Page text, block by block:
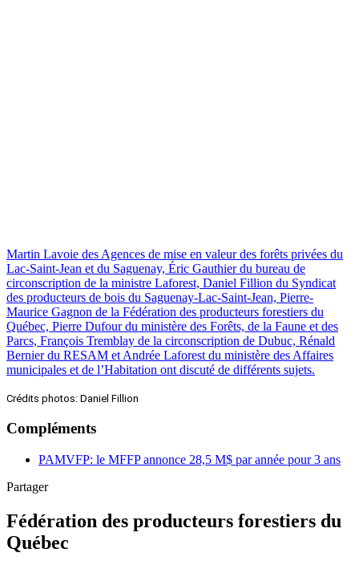
Martin Lavoie des Agences de mise en valeur des forêts privées du
Lac-Saint-Jean et du Saguenay, Éric Gauthier du bureau de
circonscription de la ministre Laforest, Daniel Fillion du Syndicat
des producteurs de bois du Saguenay-Lac-Saint-Jean, Pierre-
Maurice Gagnon de la Fédération des producteurs forestiers du
Québec, Pierre Dufour du ministère des Forêts, de la Faune et des
Parcs, François Tremblay de la circonscription de Dubuc, Rénald
Bernier du RESAM et Andrée Laforest du ministère des Affaires
municipales et de l’Habitation ont discuté de différents sujets.
Crédits photos: Daniel Fillion
Compléments
PAMVFP: le MFFP annonce 28,5 M$ par année pour 3 ans
Partager
Fédération des producteurs forestiers du
Québec